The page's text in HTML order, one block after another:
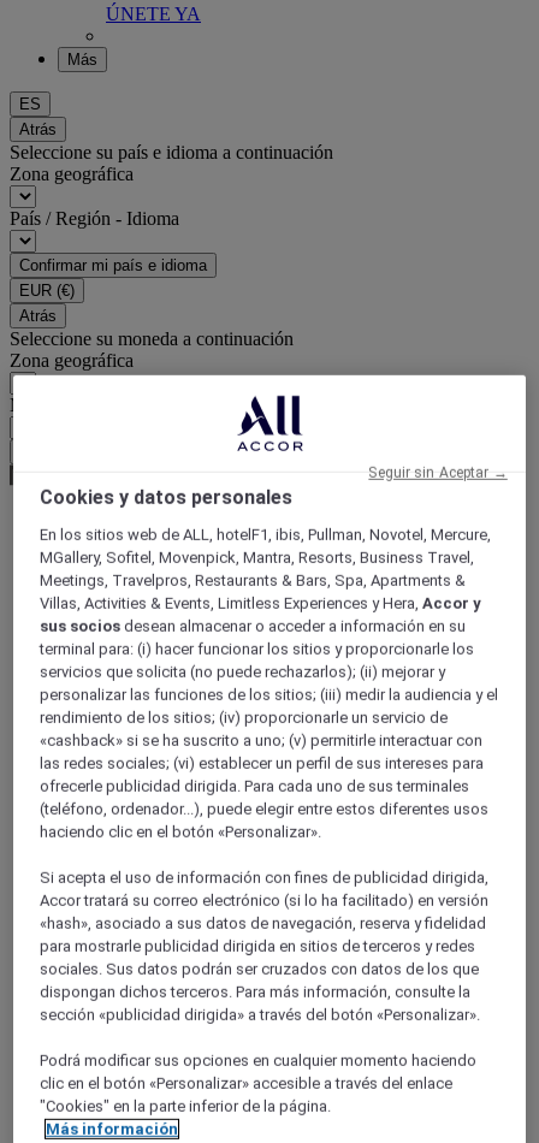
ÚNETE YA
Más
ES
Atrás
Seleccione su país e idioma a continuación
Zona geográfica
País / Región - Idioma
Confirmar mi país e idioma
EUR (€)
Atrás
Seleccione su moneda a continuación
Zona geográfica
Moneda
World
Europe
France
Provence-Alps-Riviera
Var
Brignoles
BRIGNOLES, Francia
Mercure Brignoles Golf de Barbaroux & Spa
Situado a 1 hora del aeropuerto y en el corazón del bosque,
este hotel ofrece el espacio idóneo para descansar y disfrutar
de actividades de ocio con una piscina al aire libre, en la pista
de tenis o en el frondoso campo de golf. Este exuberante
Cookies y datos personales
En los sitios web de ALL, hotelF1, ibis, Pullman, Novotel, Mercure,
MGallery, Sofitel, Movenpick, Mantra, Resorts, Business Travel,
Meetings, Travelpros, Restaurants & Bars, Spa, Apartments &
Villas, Activities & Events, Limitless Experiences y Hera,Accor y
sus socios desean almacenar o acceder a información en su
terminal para: (i) hacer funcionar los sitios y proporcionarle los
servicios que solicita (no puede rechazarlos); (ii) mejorar y
personalizar las funciones de los sitios; (iii) medir la audiencia y el
rendimiento de los sitios; (iv) proporcionarle un servicio de
«cashback» si se ha suscrito a uno; (v) permitirle interactuar con
las redes sociales; (vi) establecer un perfil de sus intereses para
ofrecerle publicidad dirigida. Para cada uno de sus terminales
(teléfono, ordenador...), puede elegir entre estos diferentes usos
haciendo clic en el botón «Personalizar».
Si acepta el uso de información con fines de publicidad dirigida,
Accor tratará su correo electrónico (si lo ha facilitado) en versión
«hash», asociado a sus datos de navegación, reserva y fidelidad
para mostrarle publicidad dirigida en sitios de terceros y redes
sociales. Sus datos podrán ser cruzados con datos de los que
dispongan dichos terceros. Para más información, consulte la
sección «publicidad dirigida» a través del botón «Personalizar».
Podrá modificar sus opciones en cualquier momento haciendo
clic en el botón «Personalizar» accesible a través del enlace
"Cookies" en la parte inferior de la página.
Más información
Seguir sin Aceptar →